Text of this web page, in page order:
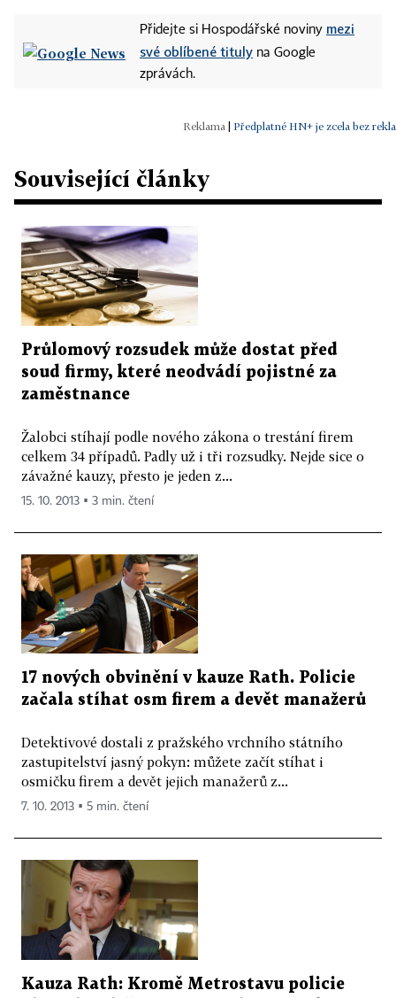
Přidejte si Hospodářské noviny mezi
své oblíbené tituly na Google
zprávách.
Předplatné HN+ je zcela bez
Související články
Průlomový rozsudek může dostat před
soud firmy, které neodvádí pojistné za
zaměstnance
Žalobci stíhají podle nového zákona o trestání firem
celkem 34 případů. Padly už i tři rozsudky. Nejde sice o
závažné kauzy, přesto je jeden z...
15. 10. 2013 ▪ 3 min. čtení
17 nových obvinění v kauze Rath. Policie
začala stíhat osm firem a devět manažerů
Detektivové dostali z pražského vrchního státního
zastupitelství jasný pokyn: můžete začít stíhat i
osmičku firem a devět jejich manažerů z...
7. 10. 2013 ▪ 5 min. čtení
Kauza Rath: Kromě Metrostavu policie